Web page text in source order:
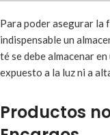
Para poder asegurar la
indispensable un
té se debe almacenar
expuesto a la luz ni a
Productos